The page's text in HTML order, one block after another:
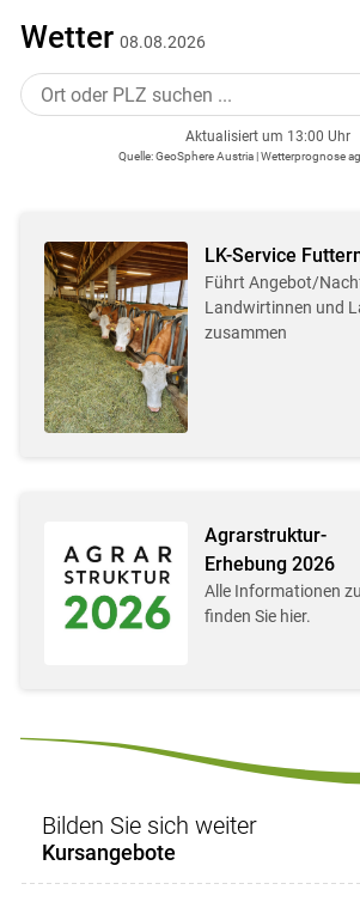
Wetter 08.08.2026
Aktualisiert um 13:00 Uhr
Quelle: GeoSphere Austria | Wetterprognose
LK-Service
Führt Angebot/
Landwirtinnen und
zusammen
Agrarstruktur-
Erhebung 2026
Alle Informationen
finden Sie hier.
Bilden Sie sich weiter
Kursangebote